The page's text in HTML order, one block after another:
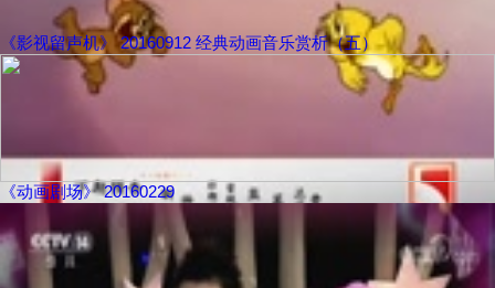
《影视留声机》 20160912 经典动画音乐赏析（五）
《动画剧场》 20160229